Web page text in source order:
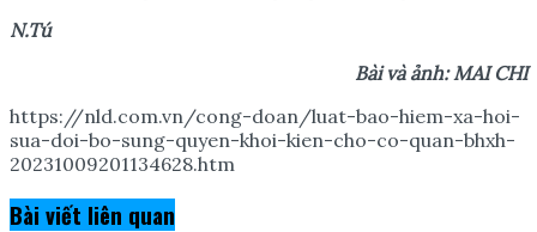
N.Tú
Bài và ảnh: MAI CHI
https://nld.com.vn/cong-doan/luat-bao-hiem-xa-hoi-
sua-doi-bo-sung-quyen-khoi-kien-cho-co-quan-bhxh-
20231009201134628.htm
Bài viết liên quan